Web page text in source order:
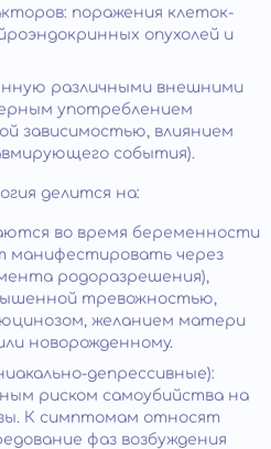
поражения клеток-
опухолей и
различными внешними
употреблением
зависимостью, влиянием
события).
делится на:
во время беременности
манифестировать через
родоразрешения),
тревожностью,
желанием матери
новорожденному.
депрессивные):
риском самоубийства на
К симптомам относят
фаз возбуждения